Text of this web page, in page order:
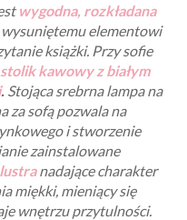
wygodna, rozkładana
elementowi
książki. Przy sofie
kawowy z białym
. Stojąca srebrna lampa na
za sofą pozwala na
i stworzenie
zainstalowane
nadające charakter
miękki, mieniący się
wnętrzu przytulności.